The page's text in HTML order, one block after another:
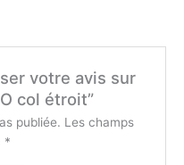
votre avis sur
col étroit”
publiée. Les champs
*